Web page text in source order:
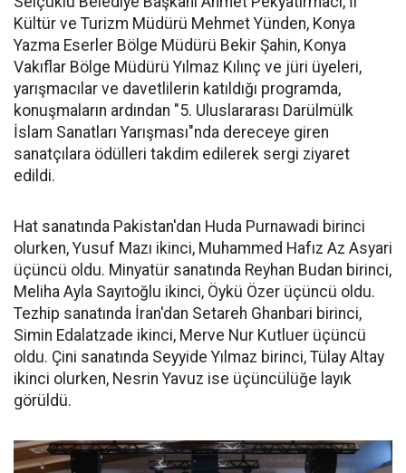
Kültür ve Turizm Müdürü Mehmet Yünden, Konya
Yazma Eserler Bölge Müdürü Bekir Şahin, Konya
Vakıflar Bölge Müdürü Yılmaz Kılınç ve jüri üyeleri,
yarışmacılar ve davetlilerin katıldığı programda,
konuşmaların ardından "5. Uluslararası Darülmülk
İslam Sanatları Yarışması"nda dereceye giren
sanatçılara ödülleri takdim edilerek sergi ziyaret
edildi.
Hat sanatında Pakistan'dan Huda Purnawadi birinci
olurken, Yusuf Mazı ikinci, Muhammed Hafız Az Asyari
üçüncü oldu. Minyatür sanatında Reyhan Budan birinci,
Meliha Ayla Sayıtoğlu ikinci, Öykü Özer üçüncü oldu.
Tezhip sanatında İran'dan Setareh Ghanbari birinci,
Simin Edalatzade ikinci, Merve Nur Kutluer üçüncü
oldu. Çini sanatında Seyyide Yılmaz birinci, Tülay Altay
ikinci olurken, Nesrin Yavuz ise üçüncülüğe layık
görüldü.